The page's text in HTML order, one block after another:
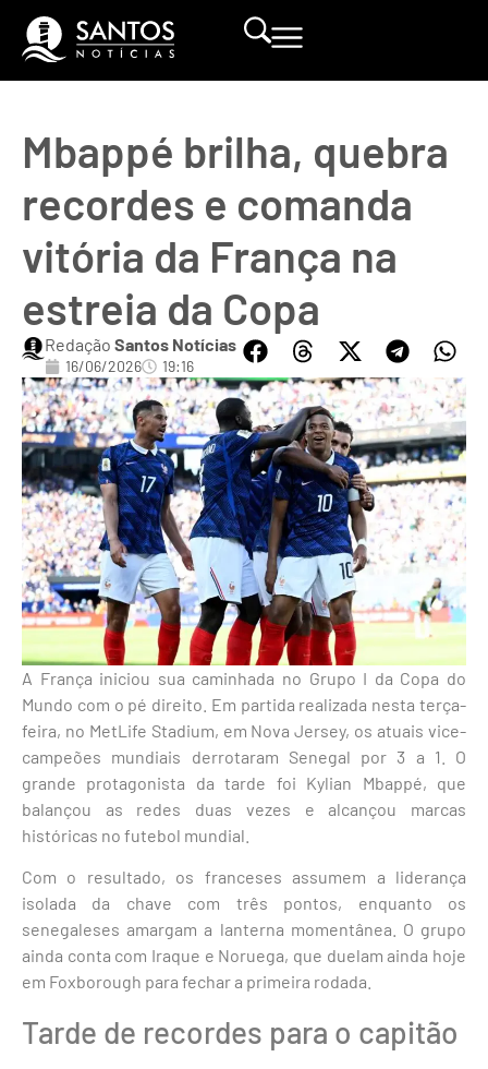
Mbappé brilha, quebra
recordes e comanda
vitória da França na
estreia da Copa
Redação Santos Notícias
16/06/2026 19:16
A França iniciou sua caminhada no Grupo I da Copa do
Mundo com o pé direito. Em partida realizada nesta terça-
feira, no MetLife Stadium, em Nova Jersey, os atuais vice-
campeões mundiais derrotaram Senegal por 3 a 1. O
grande protagonista da tarde foi Kylian Mbappé, que
balançou as redes duas vezes e alcançou marcas
históricas no futebol mundial.
Com o resultado, os franceses assumem a liderança
isolada da chave com três pontos, enquanto os
senegaleses amargam a lanterna momentânea. O grupo
ainda conta com Iraque e Noruega, que duelam ainda hoje
em Foxborough para fechar a primeira rodada.
Tarde de recordes para o capitão